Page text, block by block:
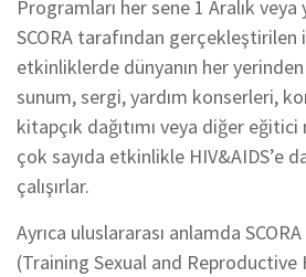
Programları her sene 1 Aralık
SCORA tarafından gerçekleştirilen
etkinliklerde dünyanın her
sunum, sergi, yardım konserleri,
kitapçık dağıtımı veya diğer
çok sayıda etkinlikle HIV&AIDS’e
çalışırlar.
Ayrıca uluslararası anlamda
(Training Sexual and